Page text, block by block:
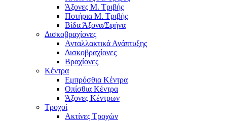
Άξονες Μ. Τριβής
Ποτήρια Μ. Τριβής
Βίδα Άξονα/Σφήνα
Δισκοβραχίονες
Ανταλλακτικά Ανάπτυξης
Δισκοβραχίονες
Βραχίονες
Κέντρα
Εμπρόσθια Κέντρα
Οπίσθια Κέντρα
Άξονες Κέντρων
Τροχοί
Ακτίνες Τροχών